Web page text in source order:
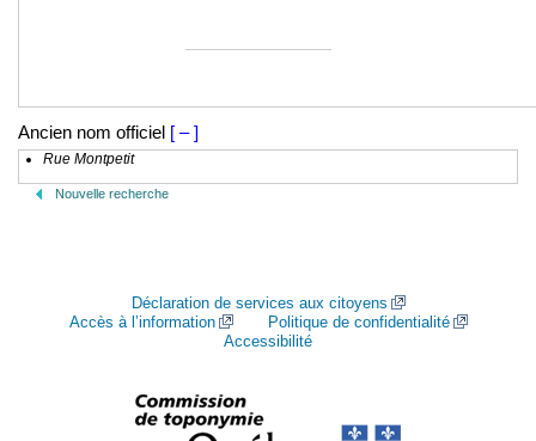
Ancien nom officiel [ – ]
Rue Montpetit
Nouvelle recherche
Déclaration de services aux citoyens
Accès à l’information
Politique de confidentialité
Accessibilité